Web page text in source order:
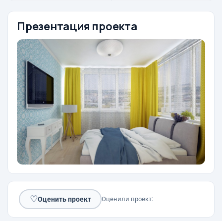
Презентация проекта
♡Оценить проект Оценили проект: